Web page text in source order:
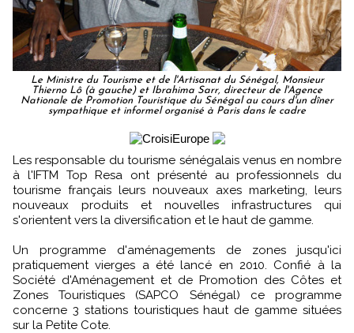
Le Ministre du Tourisme et de l'Artisanat du Sénégal, Monsieur
Thierno Lô (à gauche) et Ibrahima Sarr, directeur de l'Agence
Nationale de Promotion Touristique du Sénégal au cours d'un dîner
sympathique et informel organisé à Paris dans le cadre
Les responsable du tourisme sénégalais venus en nombre
à l'IFTM Top Resa ont présenté au professionnels du
tourisme français leurs nouveaux axes marketing, leurs
nouveaux produits et nouvelles infrastructures qui
s'orientent vers la diversification et le haut de gamme.
Un programme d'aménagements de zones jusqu'ici
pratiquement vierges a été lancé en 2010. Confié à la
Société d'Aménagement et de Promotion des Côtes et
Zones Touristiques (SAPCO Sénégal) ce programme
concerne 3 stations touristiques haut de gamme situées
sur la Petite Cote.